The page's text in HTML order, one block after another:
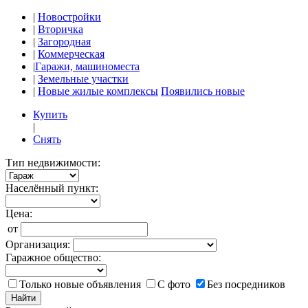
| Новостройки
| Вторичка
| Загородная
| Коммерческая
|Гаражи, машиноместа
| Земельные участки
| Новые жилые комплексы Появились новые
Купить
|
Снять
Тип недвижимости:
Населённый пункт:
Цена:
от
Организация:
Гаражное общество:
Только новые объявления С фото Без посредников
Найти